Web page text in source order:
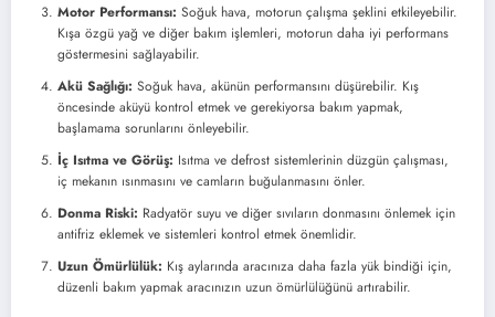
Motor Performansı: Soğuk hava, motorun çalışma şeklini etkileyebilir.
Kışa özgü yağ ve diğer bakım işlemleri, motorun daha iyi performans
göstermesini sağlayabilir.
Akü Sağlığı: Soğuk hava, akünün performansını düşürebilir. Kış
öncesinde aküyü kontrol etmek ve gerekiyorsa bakım yapmak,
başlamama sorunlarını önleyebilir.
İç Isıtma ve Görüş: Isıtma ve defrost sistemlerinin düzgün çalışması,
iç mekanın ısınmasını ve camların buğulanmasını önler.
Donma Riski: Radyatör suyu ve diğer sıvıların donmasını önlemek için
antifriz eklemek ve sistemleri kontrol etmek önemlidir.
Uzun Ömürlülük: Kış aylarında aracınıza daha fazla yük bindiği için,
düzenli bakım yapmak aracınızın uzun ömürlülüğünü artırabilir.